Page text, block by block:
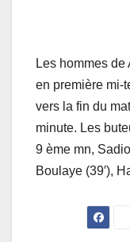
Les hommes
en première mi-
vers la fin du
minute. Les
9 ème mn,
Boulaye (39′),